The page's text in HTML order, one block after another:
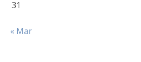
31
« Mar